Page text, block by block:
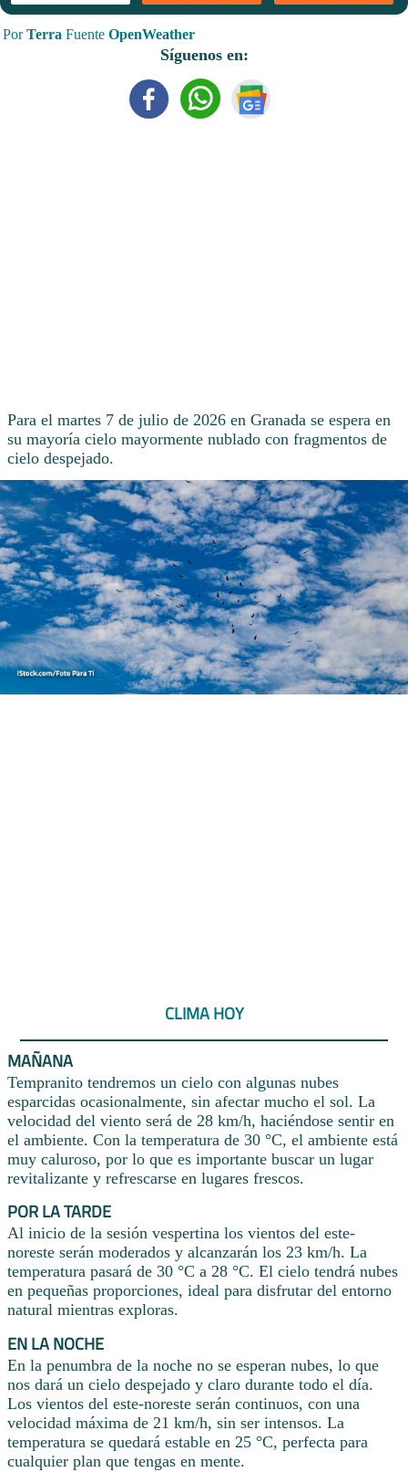
PorTerra Fuente OpenWeather
Síguenos en:
Para el martes 7 de julio de 2026 en Granada se espera en
su mayoría cielo mayormente nublado con fragmentos de
cielo despejado.
CLIMA HOY
MAÑANA
Tempranito tendremos un cielo con algunas nubes
esparcidas ocasionalmente, sin afectar mucho el sol. La
velocidad del viento será de 28 km/h, haciéndose sentir en
el ambiente. Con la temperatura de 30 °C, el ambiente está
muy caluroso, por lo que es importante buscar un lugar
revitalizante y refrescarse en lugares frescos.
POR LA TARDE
Al inicio de la sesión vespertina los vientos del este-
noreste serán moderados y alcanzarán los 23 km/h. La
temperatura pasará de 30 °C a 28 °C. El cielo tendrá nubes
en pequeñas proporciones, ideal para disfrutar del entorno
natural mientras exploras.
EN LA NOCHE
En la penumbra de la noche no se esperan nubes, lo que
nos dará un cielo despejado y claro durante todo el día.
Los vientos del este-noreste serán continuos, con una
velocidad máxima de 21 km/h, sin ser intensos. La
temperatura se quedará estable en 25 °C, perfecta para
cualquier plan que tengas en mente.